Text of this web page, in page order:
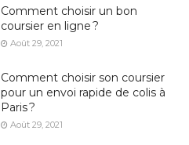
Comment choisir un bon
coursier en ligne ?
Août 29, 2021
Comment choisir son coursier
pour un envoi rapide de colis à
Paris ?
Août 29, 2021